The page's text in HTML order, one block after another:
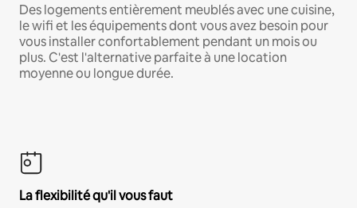
Des logements entièrement meublés avec une cuisine,
le wifi et les équipements dont vous avez besoin pour
vous installer confortablement pendant un mois ou
plus. C'est l'alternative parfaite à une location
moyenne ou longue durée.
La flexibilité qu'il vous faut